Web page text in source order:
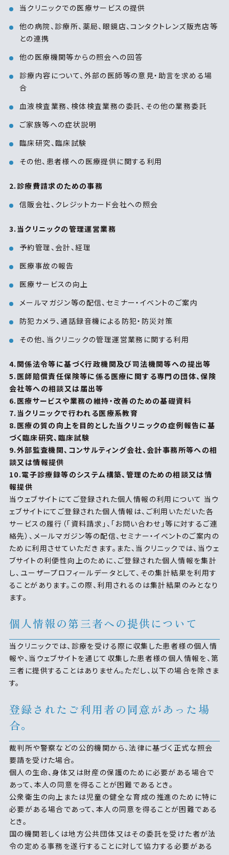
当クリニックでの医療サービスの提供
他の病院、診療所、薬局、眼鏡店、コンタクトレンズ販売店等
との連携
他の医療機関等からの照会への回答
診療内容について、外部の医師等の意見・助言を求める場
合
血液検査業務、検体検査業務の委託、その他の業務委託
ご家族等への症状説明
臨床研究、臨床試験
その他、患者様への医療提供に関する利用
2.診療費請求のための事務
信販会社、クレジットカード会社への照会
3.当クリニックの管理運営業務
予約管理、会計、経理
医療事故の報告
医療サービスの向上
メールマガジン等の配信、セミナー・イベントのご案内
防犯カメラ、通話録音機による防犯・防災対策
その他、当クリニックの管理運営業務に関する利用
4.関係法令等に基づく行政機関及び司法機関等への提出等
5.医師賠償責任保険等に係る医療に関する専門の団体、保険
会社等への相談又は届出等
6.医療サービスや業務の維持・改善のための基礎資料
7.当クリニックで行われる医療系教育
8.医療の質の向上を目的とした当クリニックの症例報告に基
づく臨床研究、臨床試験
9.外部監査機関、コンサルティング会社、会計事務所等への相
談又は情報提供
10.電子診療録等のシステム構築、管理のための相談又は情
報提供
当ウェブサイトにてご登録された個人情報の利用について 当ウ
ェブサイトにてご登録された個人情報は、ご利用いただいた各
サービスの履行（「資料請求」、「お問い合わせ」等に対するご連
絡先）、メールマガジン等の配信、セミナー・イベントのご案内の
ために利用させていただきます。また、当クリニックでは、当ウェ
ブサイトの利便性向上のために、ご登録された個人情報を集計
し、ユーザープロフィールデータとして、その集計結果を利用す
ることがあります。この際、利用されるのは集計結果のみとなり
ます。
個人情報の第三者への提供について
当クリニックでは、診療を受ける際に収集した患者様の個人情
報や、当ウェブサイトを通じて収集した患者様の個人情報を、第
三者に提供することはありません。ただし、以下の場合を除きま
す。
登録されたご利用者の同意があった場
合。
裁判所や警察などの公的機関から、法律に基づく正式な照会
要請を受けた場合。
個人の生命、身体又は財産の保護のために必要がある場合で
あって、本人の同意を得ることが困難であるとき。
公衆衛生の向上または児童の健全な育成の推進のために特に
必要がある場合であって、本人の同意を得ることが困難である
とき。
国の機関若しくは地方公共団体又はその委託を受けた者が法
令の定める事務を遂行することに対して協力する必要がある